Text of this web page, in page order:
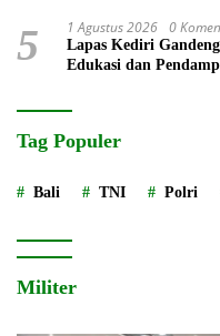
5 1 Agustus 2026 0
Lapas Kediri
Edukasi dan
Tag Populer
Bali TNI Polri
Militer